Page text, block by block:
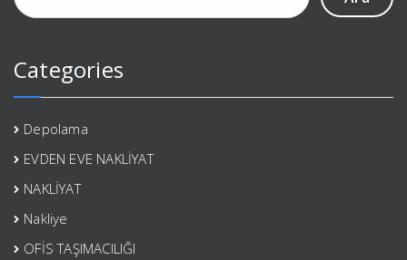
Categories
Depolama
EVDEN EVE NAKLİYAT
NAKLİYAT
Nakliye
OFİS TAŞIMACILIĞI